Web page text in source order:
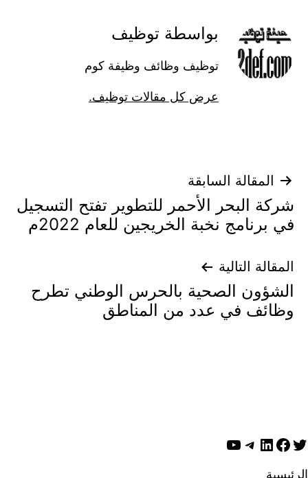
بواسطة توظيف
توظيف وظائف وظيفة كوم
عرض كل مقالات توظيف.
تصفّح
المقالات
المقالة السابقة
شركة البحر الأحمر للتطوير تفتح التسجيل
في برنامج نخبة الخريجين للعام 2022م
المقالة التالية
الشؤون الصحية بالحرس الوطني تطرح
وظائف في عدد من المناطق
تويترفيسبوك
لينكد إن تيليجرام
يوتيوب
الرئيسية